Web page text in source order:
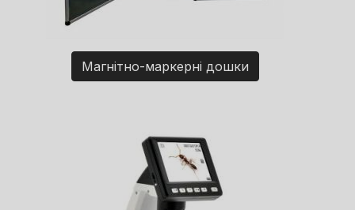
Магнітно-маркерні дошки